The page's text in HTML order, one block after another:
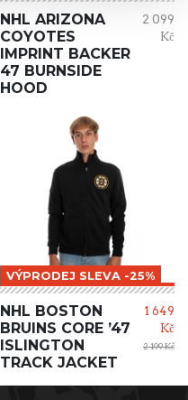
NHL ARIZONA
COYOTES
IMPRINT BACKER
47 BURNSIDE
HOOD
2 099
Kč
VÝPRODEJ SLEVA -25%
NHL BOSTON
BRUINS CORE ’47
ISLINGTON
TRACK JACKET
1 649
Kč
2 199 Kč